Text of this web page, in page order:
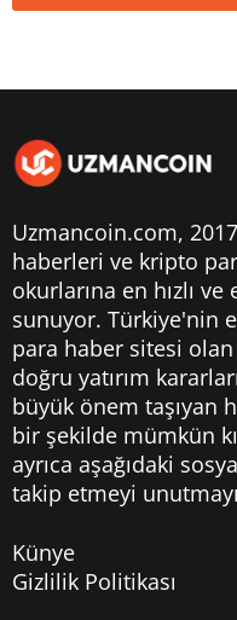
Uzmancoin.com,
haberleri ve kripto
okurlarına en hızlı
sunuyor. Türkiye'nin
para haber sitesi
doğru yatırım
büyük önem taşıyan
bir şekilde mümkün
ayrıca aşağıdaki
takip etmeyi
Künye
Gizlilik Politikası